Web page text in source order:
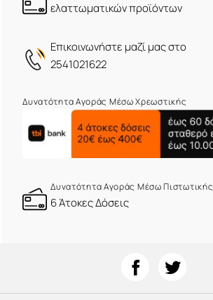
ελαττωματικών προϊόντων
Eπικοινωνήστε μαζί μας στο
2541021622
Δυνατότητα Αγοράς Μέσω Χρεωστικής
Δυνατότητα Αγοράς Μέσω Πιστωτικής
6 Άτοκες Δόσεις